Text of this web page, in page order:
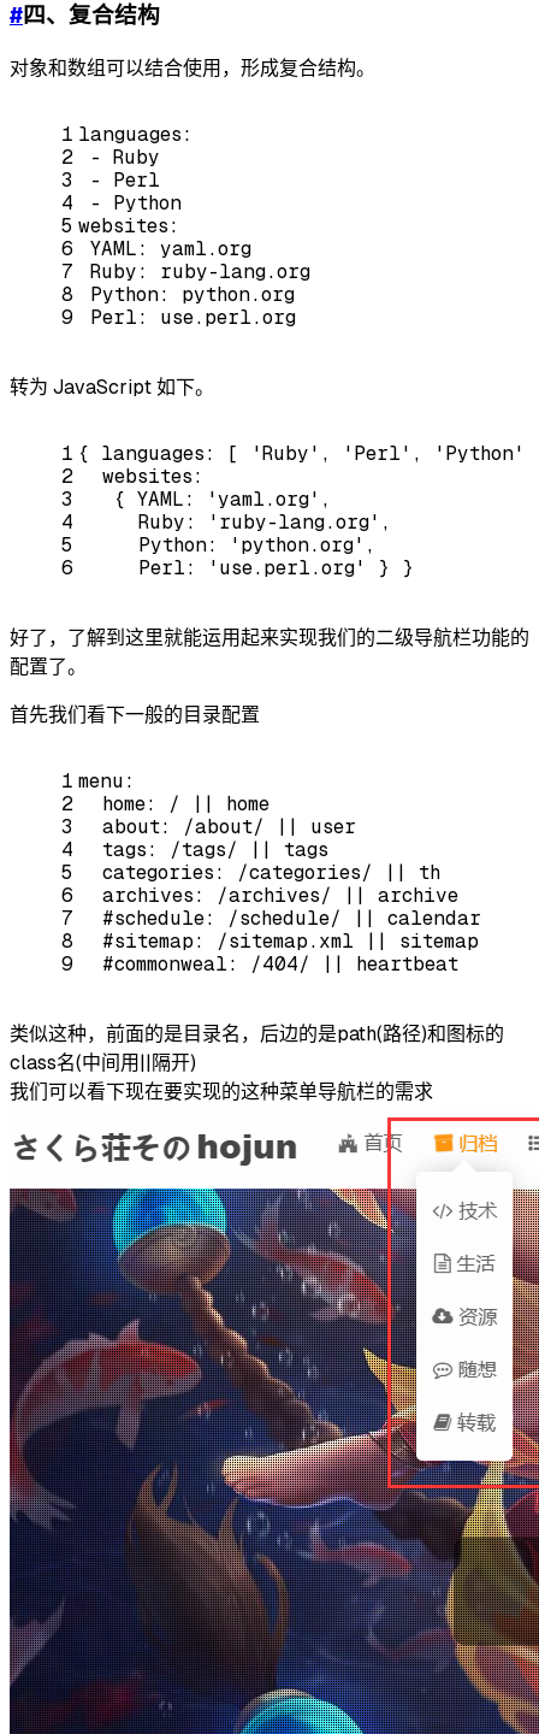
#四、复合结构
对象和数组可以结合使用，形成复合结构。
1
2
3
4
5
6
7
8
9
languages:
-
Ruby
-
Perl
-
Python
websites:
YAML:
yaml.org
Ruby:
ruby-lang.org
Python:
python.org
Perl:
use.perl.org
转为 JavaScript 如下。
1
2
3
4
5
6
{ languages: [ 'Ruby' , 'Perl' , 'Python'
websites:
{ YAML: 'yaml.org' ,
Ruby:
'ruby-lang.org' ,
Python:
'python.org' ,
Perl:
'use.perl.org' } }
好了，了解到这里就能运用起来实现我们的二级导航栏功能的
配置了。
首先我们看下一般的目录配置
1
2
3
4
5
6
7
8
9
menu:
home:
/ ||
home
about:
/about/ ||
user
tags:
/tags/ ||
tags
categories:
/categories/ ||
th
archives:
/archives/ ||
archive
#schedule: /schedule/ || calendar
#sitemap: /sitemap.xml || sitemap
#commonweal: /404/ || heartbeat
类似这种，前面的是目录名，后边的是path(路径)和图标的
class名(中间用||隔开)
我们可以看下现在要实现的这种菜单导航栏的需求